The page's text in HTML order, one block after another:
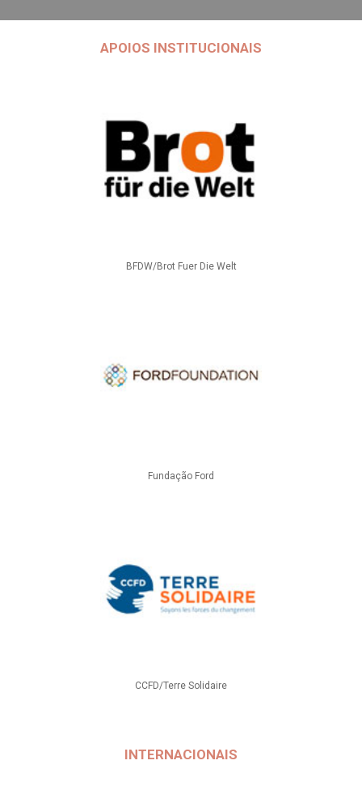
APOIOS INSTITUCIONAIS
BFDW/Brot Fuer Die Welt
Fundação Ford
CCFD/Terre Solidaire
INTERNACIONAIS